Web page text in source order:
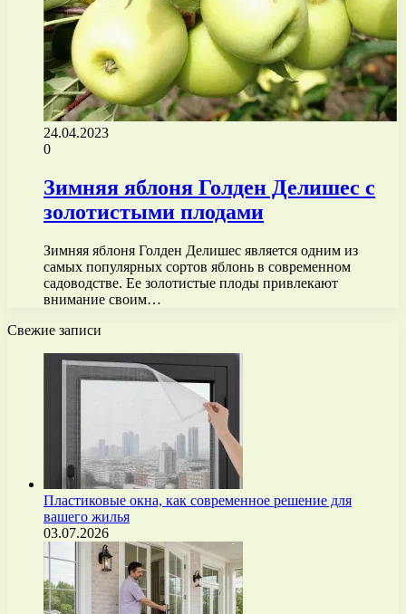
24.04.2023
0
Зимняя яблоня Голден Делишес с
золотистыми плодами
Зимняя яблоня Голден Делишес является одним из
самых популярных сортов яблонь в современном
садоводстве. Ее золотистые плоды привлекают
внимание своим…
Свежие записи
Пластиковые окна, как современное решение для
вашего жилья
03.07.2026